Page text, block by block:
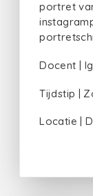
portret
Docent |
Tijdstip |
Locatie |